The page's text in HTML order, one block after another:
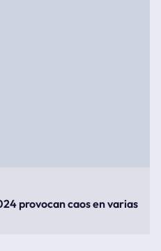
provocan caos en varias